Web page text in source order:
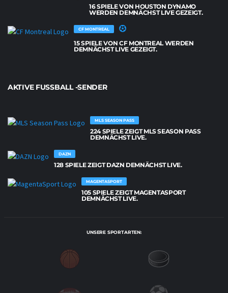
16 SPIELE VON HOUSTON DYNAMO
WERDEN DEMNÄCHST LIVE GEZEIGT.
CF MONTREAL
15 SPIELE VON CF MONTREAL WERDEN
DEMNÄCHST LIVE GEZEIGT.
AKTIVE FUSSBALL -SENDER
MLS SEASON PASS
224 SPIELE ZEIGT MLS SEASON PASS
DEMNÄCHST LIVE.
DAZN
128 SPIELE ZEIGT DAZN DEMNÄCHST LIVE.
MAGENTASPORT
105 SPIELE ZEIGT MAGENTASPORT
DEMNÄCHST LIVE.
UNSERE SPORTARTEN: